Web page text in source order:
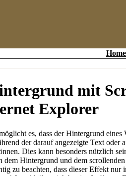
Home
mit
Explorer
es, dass der Hintergrund eines
der darauf angezeigte Text oder
Dies kann besonders nützlich
dem Hintergrund und dem
zu beachten, dass dieser Effekt nur